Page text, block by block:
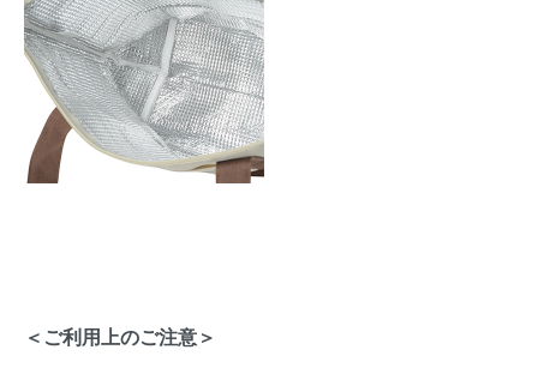
＜ご利用上のご注意＞